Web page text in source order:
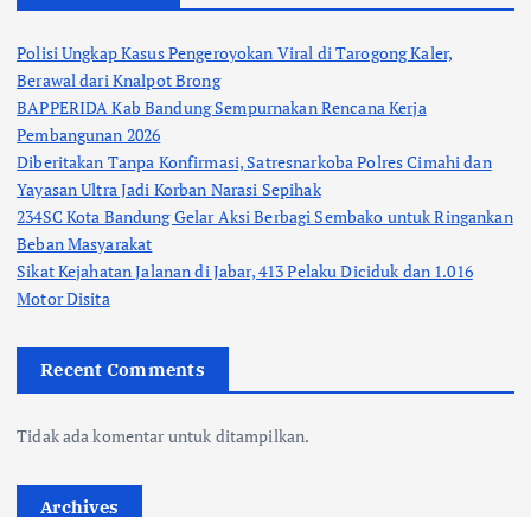
Polisi Ungkap Kasus Pengeroyokan Viral di Tarogong Kaler,
Berawal dari Knalpot Brong
BAPPERIDA Kab Bandung Sempurnakan Rencana Kerja
Pembangunan 2026
Diberitakan Tanpa Konfirmasi, Satresnarkoba Polres Cimahi dan
Yayasan Ultra Jadi Korban Narasi Sepihak
234SC Kota Bandung Gelar Aksi Berbagi Sembako untuk Ringankan
Beban Masyarakat
Sikat Kejahatan Jalanan di Jabar, 413 Pelaku Diciduk dan 1.016
Motor Disita
Recent Comments
Tidak ada komentar untuk ditampilkan.
Archives